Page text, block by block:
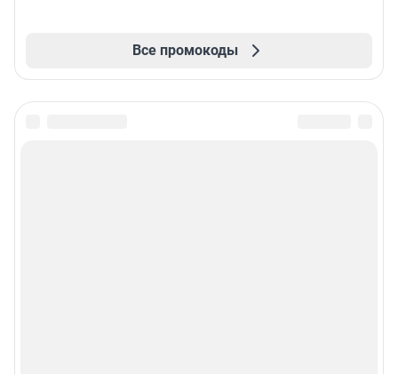
Все промокоды